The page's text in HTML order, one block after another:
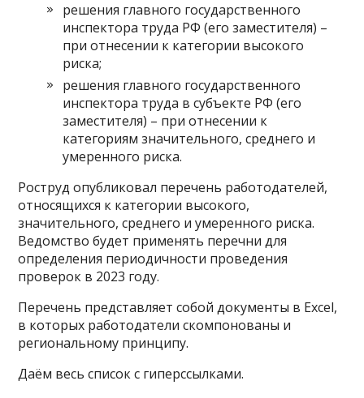
решения главного государственного
инспектора труда РФ (его заместителя) –
при отнесении к категории высокого
риска;
решения главного государственного
инспектора труда в субъекте РФ (его
заместителя) – при отнесении к
категориям значительного, среднего и
умеренного риска.
Роструд опубликовал перечень работодателей,
относящихся к категории высокого,
значительного, среднего и умеренного риска.
Ведомство будет применять перечни для
определения периодичности проведения
проверок в 2023 году.
Перечень представляет собой документы в Excel,
в которых работодатели скомпонованы и
региональному принципу.
Даём весь список с гиперссылками.